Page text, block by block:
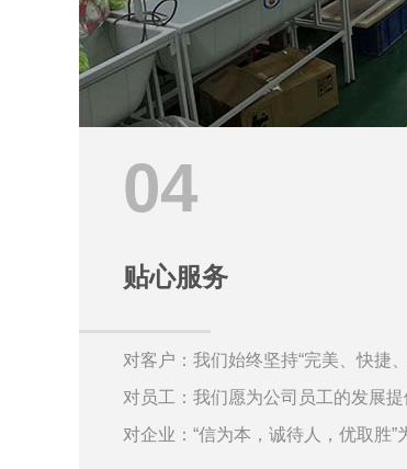
04
贴心服务
对客户：我们始终坚持“完美、快捷
对员工：我们愿为公司员工的发展
对企业：“信为本，诚待人，优取胜”